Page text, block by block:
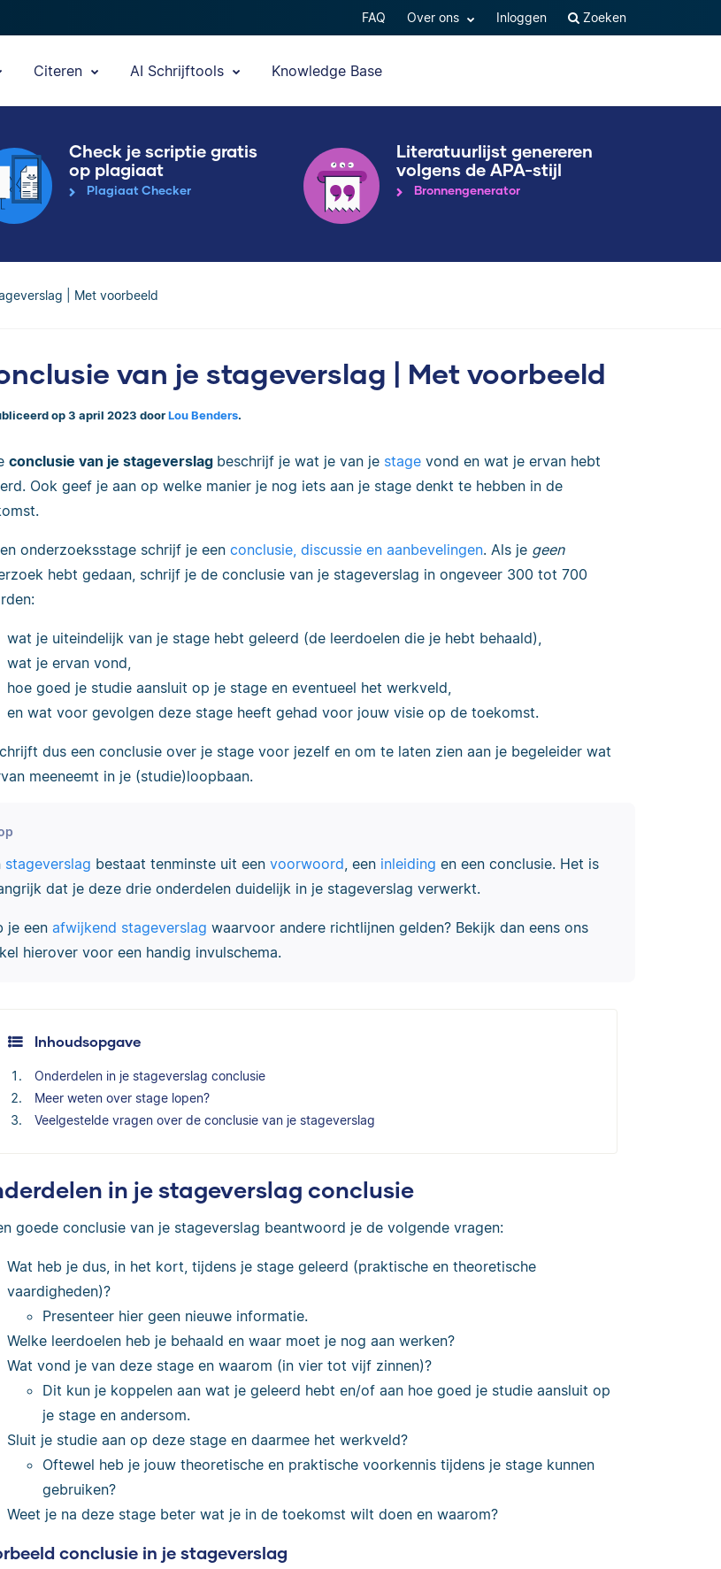
FAQ Over ons Inloggen Zoeken
Citeren AI Schrijftools Knowledge Base
Check je scriptie gratis
op plagiaat
Plagiaat Checker
Literatuurlijst genereren
volgens de APA-stijl
Bronnengenerator
| Met voorbeeld
van je stageverslag | Met voorbeeld
op 3 april 2023 door Lou Benders.
conclusie van je stageverslag beschrijf je wat je van je stage vond en wat je ervan hebt
Ook geef je aan op welke manier je nog iets aan je stage denkt te hebben in de
onderzoeksstage schrijf je een conclusie, discussie en aanbevelingen. Als je geen
hebt gedaan, schrijf je de conclusie van je stageverslag in ongeveer 300 tot 700
wat je uiteindelijk van je stage hebt geleerd (de leerdoelen die je hebt behaald),
wat je ervan vond,
hoe goed je studie aansluit op je stage en eventueel het werkveld,
en wat voor gevolgen deze stage heeft gehad voor jouw visie op de toekomst.
dus een conclusie over je stage voor jezelf en om te laten zien aan je begeleider wat
meeneemt in je (studie)loopbaan.
stageverslag bestaat tenminste uit een voorwoord , een inleiding en een conclusie. Het is
dat je deze drie onderdelen duidelijk in je stageverslag verwerkt.
je een afwijkend stageverslag waarvoor andere richtlijnen gelden? Bekijk dan eens ons
hierover voor een handig invulschema.
Inhoudsopgave
Onderdelen in je stageverslag conclusie
Meer weten over stage lopen?
Veelgestelde vragen over de conclusie van je stageverslag
in je stageverslag conclusie
goede conclusie van je stageverslag beantwoord je de volgende vragen:
Wat heb je dus, in het kort, tijdens je stage geleerd (praktische en theoretische
vaardigheden)?
Presenteer hier geen nieuwe informatie.
Welke leerdoelen heb je behaald en waar moet je nog aan werken?
Wat vond je van deze stage en waarom (in vier tot vijf zinnen)?
Dit kun je koppelen aan wat je geleerd hebt en/of aan hoe goed je studie aansluit op
je stage en andersom.
Sluit je studie aan op deze stage en daarmee het werkveld?
Oftewel heb je jouw theoretische en praktische voorkennis tijdens je stage kunnen
gebruiken?
Weet je na deze stage beter wat je in de toekomst wilt doen en waarom?
conclusie in je stageverslag